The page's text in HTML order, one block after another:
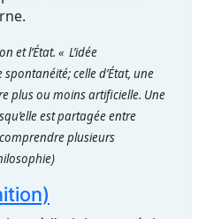
et l’État. « L’idée
celle d’État, une
plus ou moins artificielle. Une
est partagée entre
plusieurs